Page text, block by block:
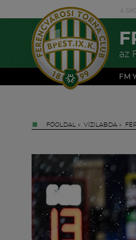
az
FM
FŐOLDAL » VÍZILABDA »